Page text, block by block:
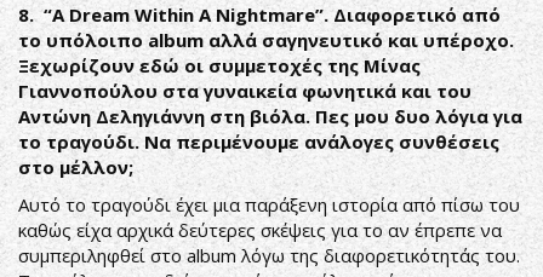
8. “A Dream Within A Nightmare”. Διαφορετικό από
το υπόλοιπο album αλλά σαγηνευτικό και υπέροχο.
Ξεχωρίζουν εδώ οι συμμετοχές της Μίνας
Γιαννοπούλου στα γυναικεία φωνητικά και του
Αντώνη Δεληγιάννη στη βιόλα. Πες μου δυο λόγια για
το τραγούδι. Να περιμένουμε ανάλογες συνθέσεις
στο μέλλον;
Αυτό το τραγούδι έχει μια παράξενη ιστορία από πίσω του
καθώς είχα αρχικά δεύτερες σκέψεις για το αν έπρεπε να
συμπεριληφθεί στο album λόγω της διαφορετικότητάς του.